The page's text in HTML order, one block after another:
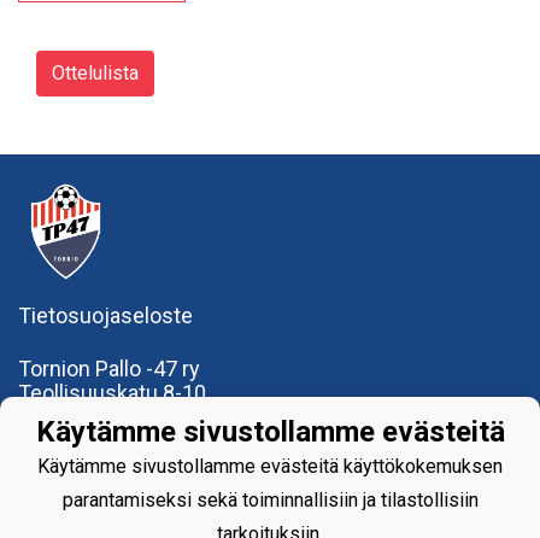
Ottelulista
Tietosuojaseloste
Tornion Pallo -47 ry
Teollisuuskatu 8-10
95420 Tornio
+35840591 9275
office@tp47.com
Käytämme sivustollamme evästeitä
Käytämme sivustollamme evästeitä käyttökokemuksen
parantamiseksi sekä toiminnallisiin ja tilastollisiin
tarkoituksiin.